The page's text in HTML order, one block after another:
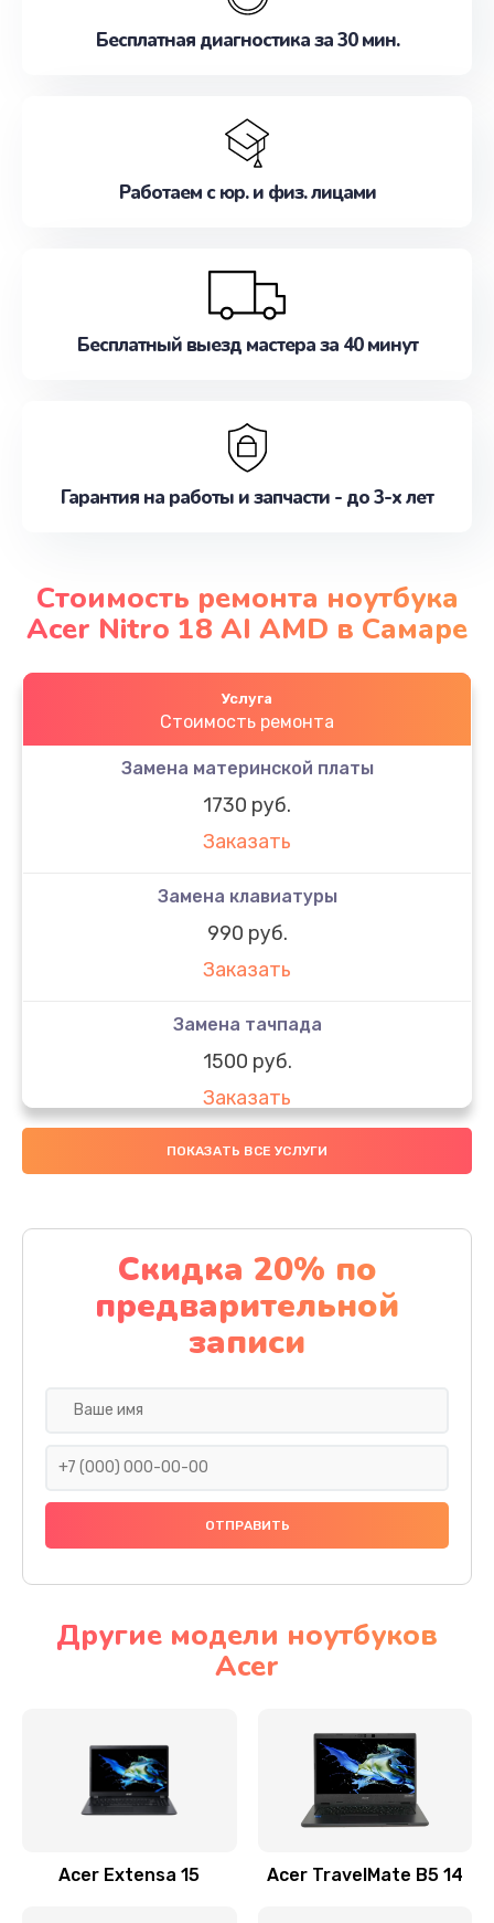
Бесплатная диагностика за 30 мин.
Работаем с юр. и физ. лицами
Бесплатный выезд мастера за 40 минут
Гарантия на работы и запчасти - до 3-х лет
Стоимость ремонта ноутбука
Acer Nitro 18 AI AMD в Самаре
Услуга
Стоимость ремонта
Замена материнской платы
1730 руб.
Заказать
Замена клавиатуры
990 руб.
Заказать
Замена тачпада
1500 руб.
Заказать
Замена южного моста
Заказать
Чистка от пыли
1060 руб.
Заказать
Ремонт подсветки
Настройка BIOS
Замена видеочипа
Заказать
ПОКАЗАТЬ ВСЕ УСЛУГИ
Скидка 20% по
предварительной
записи
Другие модели ноутбуков
Acer
Acer Extensa 15 Acer TravelMate B5 14